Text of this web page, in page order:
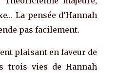
La pensée d’Hannah
pas facilement.
plaisant en faveur de
trois vies de Hannah